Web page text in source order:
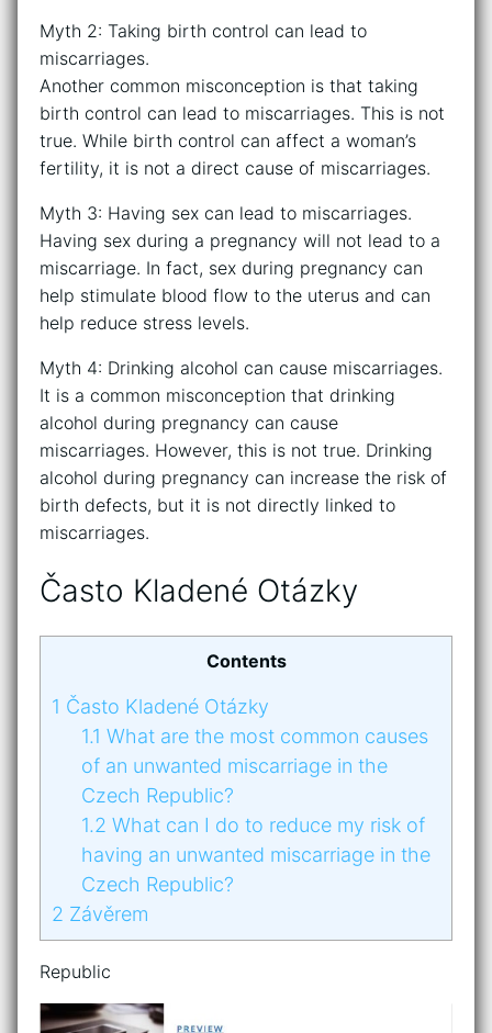
Myth 2: Taking birth control can lead to
miscarriages.
Another common misconception is that taking
birth control can lead to miscarriages. This is not
true. While birth control can affect a woman’s
fertility, it is not a direct cause of miscarriages.
Myth 3: Having sex can lead to miscarriages.
Having sex during a pregnancy will not lead to a
miscarriage. In fact, sex during pregnancy can
help stimulate blood flow to the uterus and can
help reduce stress levels.
Myth 4: Drinking alcohol can cause miscarriages.
It is a common misconception that drinking
alcohol during pregnancy can cause
miscarriages. However, this is not true. Drinking
alcohol during pregnancy can increase the risk of
birth defects, but it is not directly linked to
miscarriages.
Často Kladené Otázky
Contents
1 Často Kladené Otázky
1.1 What are the most common causes
of an unwanted miscarriage in the
Czech Republic?
1.2 What can I do to reduce my risk of
having an unwanted miscarriage in the
Czech Republic?
2 Závěrem
Republic